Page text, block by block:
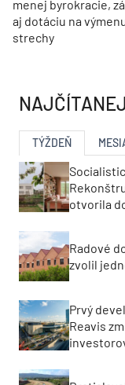
menej byrokracie,
aj dotáciu na
strechy
TÝŽDEŇ
otvorila
Radové
zvolil
Prvý
Reavis